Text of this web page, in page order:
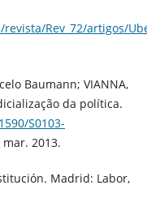
Rev_72/artigos/
Baumann; VIANNA,
da política.
S0103-
mar. 2013.
Madrid: Labor,